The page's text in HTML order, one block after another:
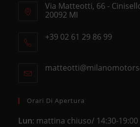
Via Matteotti, 66 -
20092 MI
in
+39 02 61 29 86 99
your
Orari Di Apertura
Lun: mattina chiuso/ 14:30-19:00